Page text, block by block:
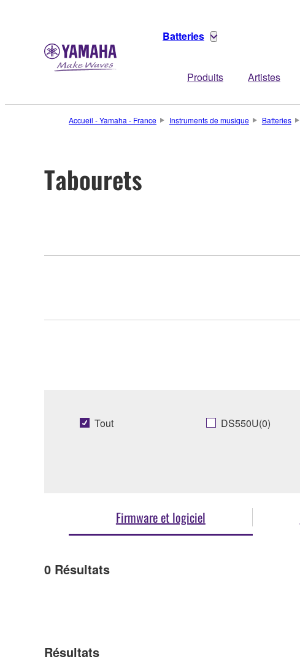
Batteries
Produits Artistes
Accueil - Yamaha - France Instruments de musique Batteries
Tabourets
Tout DS550U(0)
Firmware et logiciel
0 Résultats
Résultats